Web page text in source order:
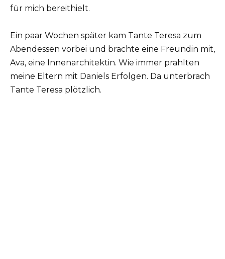
für mich bereithielt.
Ein paar Wochen später kam Tante Teresa zum
Abendessen vorbei und brachte eine Freundin mit,
Ava, eine Innenarchitektin. Wie immer prahlten
meine Eltern mit Daniels Erfolgen. Da unterbrach
Tante Teresa plötzlich.